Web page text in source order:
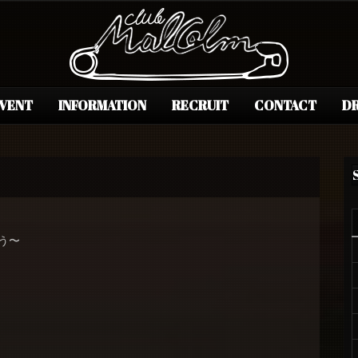
INFORMATION RECRUIT CONTACT
〜